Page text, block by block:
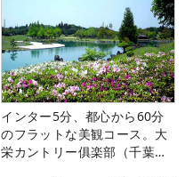
インター5分、都心から60分
のフラットな美観コース。大
栄カントリー俱楽部（千葉